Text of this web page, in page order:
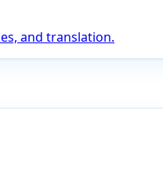
and translation.